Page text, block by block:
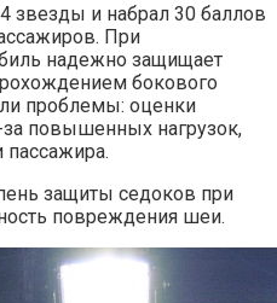
звезды и набрал 30 баллов
При
надежно защищает
бокового
проблемы: оценки
повышенных нагрузок,
пассажира.
защиты седоков при
повреждения шеи.